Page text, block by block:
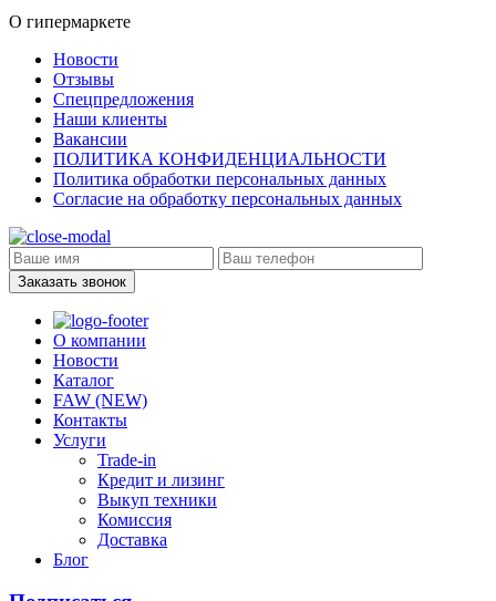
О гипермаркете
Новости
Отзывы
Спецпредложения
Наши клиенты
Вакансии
ПОЛИТИКА КОНФИДЕНЦИАЛЬНОСТИ
Политика обработки персональных данных
Согласие на обработку персональных данных
Заказать звонок
О компании
Новости
Каталог
FAW (NEW)
Контакты
Услуги
Trade-in
Кредит и лизинг
Выкуп техники
Комиссия
Доставка
Блог